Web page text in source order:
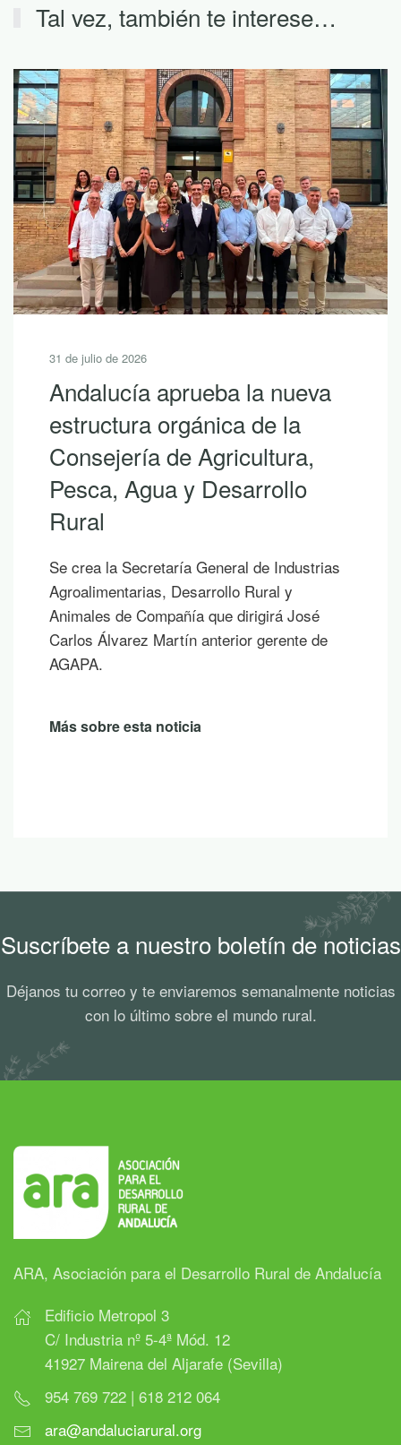
Tal vez, también te interese…
31 de julio de 2026
Andalucía aprueba la nueva
estructura orgánica de la
Consejería de Agricultura,
Pesca, Agua y Desarrollo
Rural
Se crea la Secretaría General de Industrias
Agroalimentarias, Desarrollo Rural y
Animales de Compañía que dirigirá José
Carlos Álvarez Martín anterior gerente de
AGAPA.
Más sobre esta noticia
Suscríbete a nuestro boletín de noticias
Déjanos tu correo y te enviaremos semanalmente noticias
con lo último sobre el mundo rural.
ARA, Asociación para el Desarrollo Rural de Andalucía
Edificio Metropol 3
C/ Industria nº 5-4ª Mód. 12
41927 Mairena del Aljarafe (Sevilla)
954 769 722 | 618 212 064
ara@andaluciarural.org